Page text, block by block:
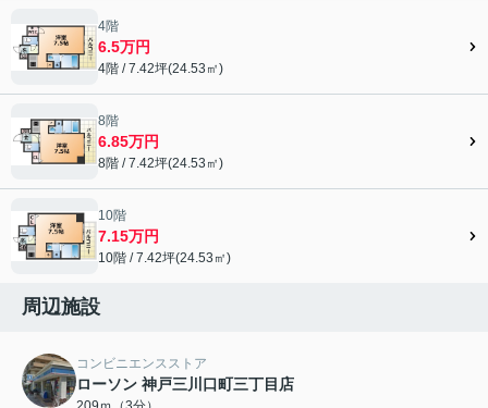
4階
6.5万円
4階 / 7.42坪(24.53㎡)
8階
6.85万円
8階 / 7.42坪(24.53㎡)
10階
7.15万円
10階 / 7.42坪(24.53㎡)
周辺施設
コンビニエンスストア
ローソン 神戸三川口町三丁目店